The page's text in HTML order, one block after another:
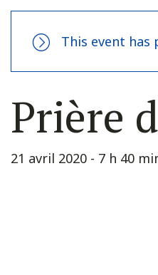
This event has
Prière
21 avril 2020 - 7 h 40